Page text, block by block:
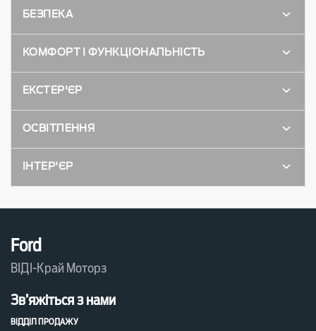
БЕЗПЕКА
КОМФОРТ І ФУНКЦІОНАЛЬНІСТЬ
ЕКСТЕР'ЄР
ОСВІТЛЕННЯ
ІНТЕР'ЄР
Ford
ВІДІ-Край Моторз
Зв’яжіться з нами
ВІДДІЛ ПРОДАЖУ